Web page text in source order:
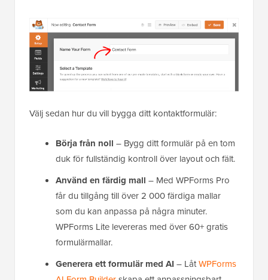
Välj sedan hur du vill bygga ditt kontaktformulär:
Börja från noll – Bygg ditt formulär på en tom
duk för fullständig kontroll över layout och fält.
Använd en färdig mall – Med WPForms Pro
får du tillgång till över 2 000 färdiga mallar
som du kan anpassa på några minuter.
WPForms Lite levereras med över 60+ gratis
formulärmallar.
Generera ett formulär med AI – LåtWPForms